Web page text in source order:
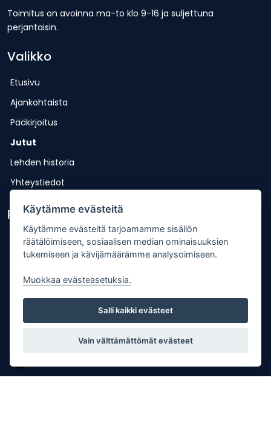
Toimitus on avoinna ma-to klo 9-16 ja suljettuna
perjantaisin.
Valikko
Etusivu
Ajankohtaista
Pääkirjoitus
Jutut
Lehden historia
Yhteystiedot
Pikalinkit
Lähetä uutisvinkki
Kopiointiohje
Mediakortti
Tilaa lehti
Osoitteenmuutos
Käytämme evästeitä
Käytämme evästeitä tarjoamamme sisällön
räätälöimiseen, sosiaalisen median ominaisuuksien
tukemiseen ja kävijämäärämme analysoimiseen.
Muokkaa evästeasetuksia.
Salli kaikki evästeet
Vain välttämättömät evästeet